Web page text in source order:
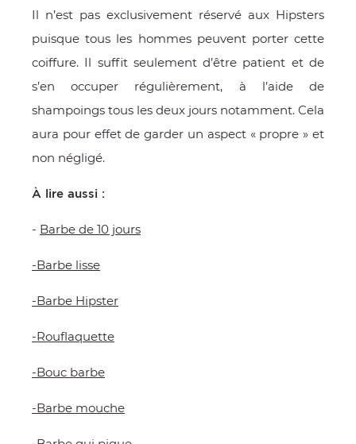
Il n’est pas exclusivement réservé aux Hipsters
puisque tous les hommes peuvent porter cette
coiffure. Il suffit seulement d’être patient et de
s’en occuper régulièrement, à l’aide de
shampoings tous les deux jours notamment. Cela
aura pour effet de garder un aspect « propre » et
non négligé.
À lire aussi :
- Barbe de 10 jours
-Barbe lisse
-Barbe Hipster
-Rouflaquette
-Bouc barbe
-Barbe mouche